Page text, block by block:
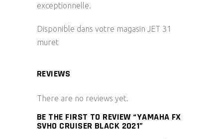
exceptionnelle.
Disponible dans votre magasin JET 31
muret
REVIEWS
There are no reviews yet.
BE THE FIRST TO REVIEW “YAMAHA FX
SVHO CRUISER BLACK 2021”